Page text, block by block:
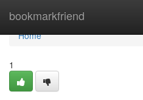
bookmarkfriend
Home
Home
1